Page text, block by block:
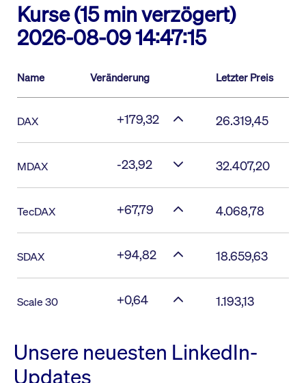
Kurse (15 min verzögert)
2026-08-09 14:47:15
Name Veränderung Letzter Preis
DAX +179,32 26.319,45
MDAX -23,92 32.407,20
TecDAX +67,79 4.068,78
SDAX +94,82 18.659,63
Scale 30 +0,64 1.193,13
Unsere neuesten LinkedIn-
Updates